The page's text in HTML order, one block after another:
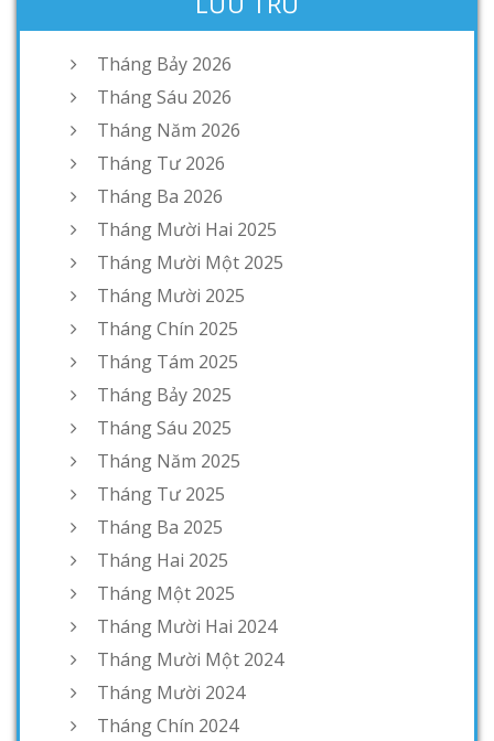
Tháng Bảy 2026
Tháng Sáu 2026
Tháng Năm 2026
Tháng Tư 2026
Tháng Ba 2026
Tháng Mười Hai 2025
Tháng Mười Một 2025
Tháng Mười 2025
Tháng Chín 2025
Tháng Tám 2025
Tháng Bảy 2025
Tháng Sáu 2025
Tháng Năm 2025
Tháng Tư 2025
Tháng Ba 2025
Tháng Hai 2025
Tháng Một 2025
Tháng Mười Hai 2024
Tháng Mười Một 2024
Tháng Mười 2024
Tháng Chín 2024